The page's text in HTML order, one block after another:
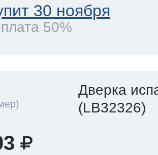
30 ноября
50%
Дверка
(LB32326)